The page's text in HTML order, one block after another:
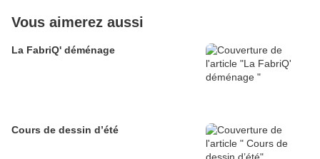
Vous aimerez aussi
La FabriQ' déménage
Cours de dessin d’été